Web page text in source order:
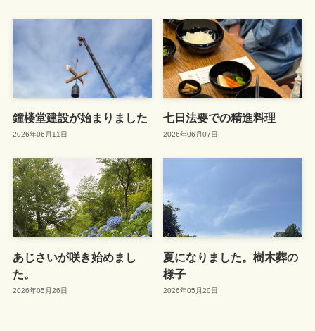
鐘楼堂建設が始まりました
2026年06月11日
七日法要での精進料理
2026年06月07日
あじさいが咲き始めまし
た。
2026年05月26日
夏になりました。樹木葬の
様子
2026年05月20日